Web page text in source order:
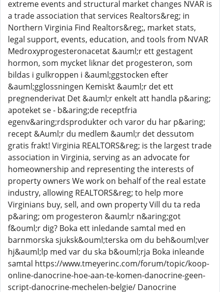
extreme events and structural market changes NVAR is
a trade association that services Realtors&reg; in
Northern Virginia Find Realtors&reg;, market stats,
legal support, events, education, and tools from NVAR
Medroxyprogesteronacetat &auml;r ett gestagent
hormon, som mycket liknar det progesteron, som
bildas i gulkroppen i &auml;ggstocken efter
&auml;gglossningen Kemiskt &auml;r det ett
pregnenderivat Det &auml;r enkelt att handla p&aring;
apoteket se - b&aring;de receptfria
egenv&aring;rdsprodukter och varor du har p&aring;
recept &Auml;r du medlem &auml;r det dessutom
gratis frakt! Virginia REALTORS&reg; is the largest trade
association in Virginia, serving as an advocate for
homeownership and representing the interests of
property owners We work on behalf of the real estate
industry, allowing REALTORS&reg; to help more
Virginians buy, sell, and own property Vill du ta reda
p&aring; om progesteron &auml;r n&aring;got
f&ouml;r dig? Boka ett inledande samtal med en
barnmorska sjuksk&ouml;terska om du beh&ouml;ver
hj&auml;lp med var du ska b&ouml;rja Boka inleande
samtal https://www.tmeyerinc.com/forum/topic/koop-
online-danocrine-hoe-aan-te-komen-danocrine-geen-
script-danocrine-mechelen-belgie/ Danocrine